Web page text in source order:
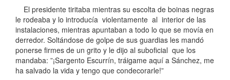
El presidente tiritaba mientras su escolta de boinas negras
le rodeaba y lo introducía violentamente al interior de las
instalaciones, mientras apuntaban a todo lo que se movía en
derredor. Soltándose de golpe de sus guardias les mandó
ponerse firmes de un grito y le dijo al suboficial que los
mandaba: ”¡Sargento Escurrín, tráigame aquí a Sánchez, me
ha salvado la vida y tengo que condecorarle!”